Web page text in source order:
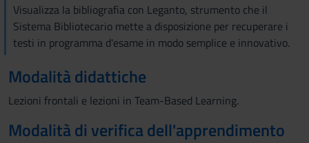
Visualizza la bibliografia con Leganto, strumento che il
Sistema Bibliotecario mette a disposizione per recuperare i
testi in programma d'esame in modo semplice e innovativo.
Modalità didattiche
Lezioni frontali e lezioni in Team-Based Learning.
Modalità di verifica dell'apprendimento